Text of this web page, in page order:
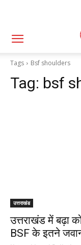
Tags Bsf shoulders
Tag: bsf
उत्तराखंड
उत्तराखंड में बढ़ा
BSF के इतने